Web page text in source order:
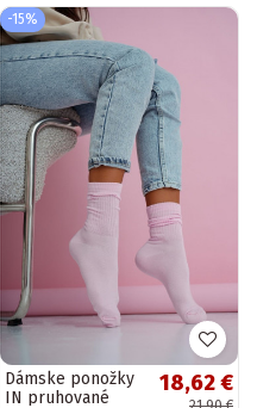
-15%
Dámske ponožky
IN pruhované
18,62 €